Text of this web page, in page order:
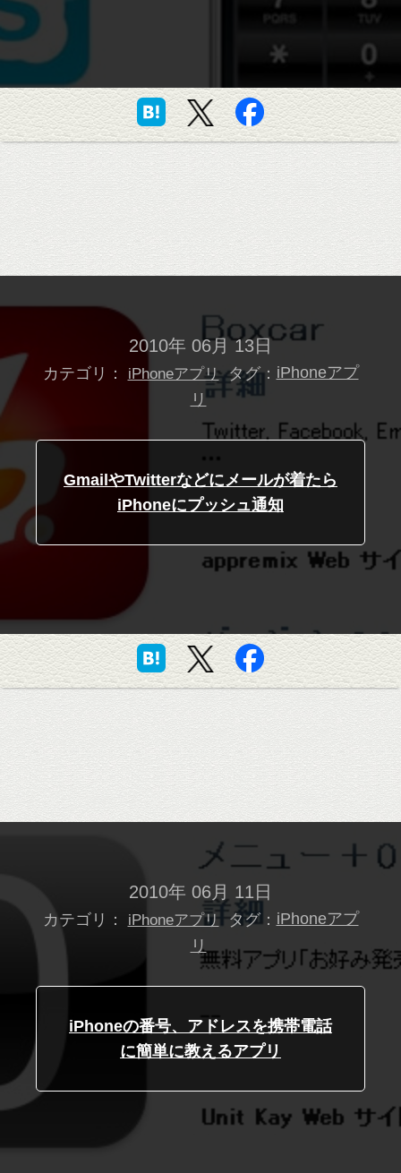
2010年 06月 13日
カテゴリ： iPhoneアプリ タグ： iPhoneアプ
リ
GmailやTwitterなどにメールが着たら
iPhoneにプッシュ通知
2010年 06月 11日
カテゴリ： iPhoneアプリ タグ： iPhoneアプ
リ
iPhoneの番号、アドレスを携帯電話
に簡単に教えるアプリ